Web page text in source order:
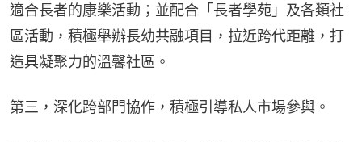
適合長者的康樂活動；並配合「長者學苑」及各類社
區活動，積極舉辦長幼共融項目，拉近跨代距離，打
造具凝聚力的溫馨社區。
第三，深化跨部門協作，積極引導私人市場參與。